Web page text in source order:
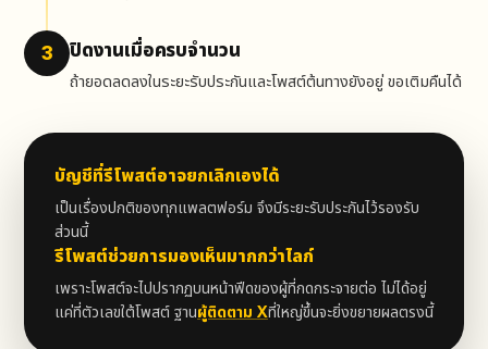
3 ปิดงานเมื่อครบจำนวน
ถ้ายอดลดลงในระยะรับประกันและโพสต์ต้นทางยังอยู่ ขอเติมคืนได้
บัญชีที่รีโพสต์อาจยกเลิกเองได้
เป็นเรื่องปกติของทุกแพลตฟอร์ม จึงมีระยะรับประกันไว้รองรับ
ส่วนนี้
รีโพสต์ช่วยการมองเห็นมากกว่าไลก์
เพราะโพสต์จะไปปรากฏบนหน้าฟีดของผู้ที่กดกระจายต่อ ไม่ได้อยู่
แค่ที่ตัวเลขใต้โพสต์ ฐานผู้ติดตาม Xที่ใหญ่ขึ้นจะยิ่งขยายผลตรงนี้